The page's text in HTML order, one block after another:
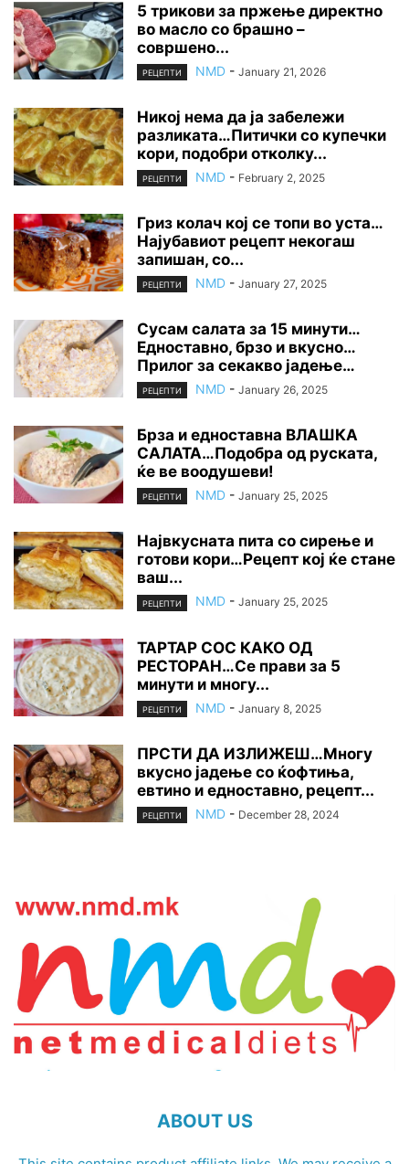
5 трикови за пржење директно
во масло со брашно –
совршено...
РЕЦЕПТИ NMD - January 21, 2026
Никој нема да ја забележи
разликата…Питички со купечки
кори, подобри отколку...
РЕЦЕПТИ NMD - February 2, 2025
Гриз колач кој се топи во уста…
Најубавиот рецепт некогаш
запишан, со...
РЕЦЕПТИ NMD - January 27, 2025
Сусам салата за 15 минути…
Едноставно, брзо и вкусно…
Прилог за секакво јадење…
РЕЦЕПТИ NMD - January 26, 2025
Брза и едноставна ВЛАШКА
САЛАТА…Подобра од руската,
ќе ве воодушеви!
РЕЦЕПТИ NMD - January 25, 2025
Највкусната пита со сирење и
готови кори…Рецепт кој ќе стане
ваш...
РЕЦЕПТИ NMD - January 25, 2025
ТАРТАР СОС КАКО ОД
РЕСТОРАН…Се прави за 5
минути и многу...
РЕЦЕПТИ NMD - January 8, 2025
ПРСТИ ДА ИЗЛИЖЕШ…Многу
вкусно јадење со ќофтиња,
евтино и едноставно, рецепт...
РЕЦЕПТИ NMD - December 28, 2024
ABOUT US